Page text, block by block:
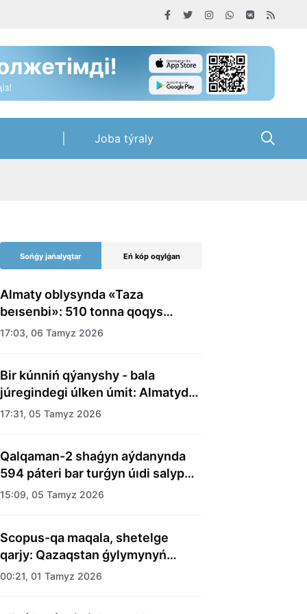
Joba týraly
Sońǵy jańalyqtar Eń kóp oqylǵan
Almaty oblysynda «Taza
beısenbi»: 510 tonna qoqys
shyǵaryldy
17:03, 06 Tamyz 2026
Bir kúnniń qýanyshy - bala
júregindegi úlken úmit: Almatyda
balalar úıiniń tárbıelenýshilerine
17:31, 05 Tamyz 2026
Qalqaman-2 shaǵyn aýdanynda
594 páteri bar turǵyn úıdi salyp
bitti
15:09, 05 Tamyz 2026
Scopus-qa maqala, shetelge
qarjy: Qazaqstan ǵylymynyń
esebi kimge kerek?
00:21, 01 Tamyz 2026